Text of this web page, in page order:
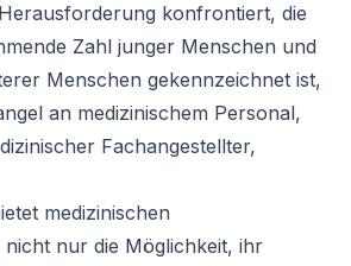
konfrontiert, die
Zahl junger Menschen und
Menschen gekennzeichnet ist,
an medizinischem Personal,
Fachangestellter,
medizinischen
nicht nur die Möglichkeit, ihr